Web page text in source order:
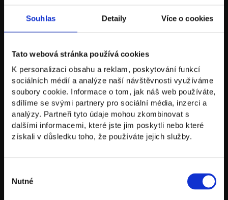
Souhlas Detaily Více o cookies
Tato webová stránka používá cookies
K personalizaci obsahu a reklam, poskytování funkcí
sociálních médií a analýze naší návštěvnosti využíváme
soubory cookie. Informace o tom, jak náš web používáte,
sdílíme se svými partnery pro sociální média, inzerci a
analýzy. Partneři tyto údaje mohou zkombinovat s
dalšími informacemi, které jste jim poskytli nebo které
získali v důsledku toho, že používáte jejich služby.
souhlasu
Nutné
úspěšný a spokojený život